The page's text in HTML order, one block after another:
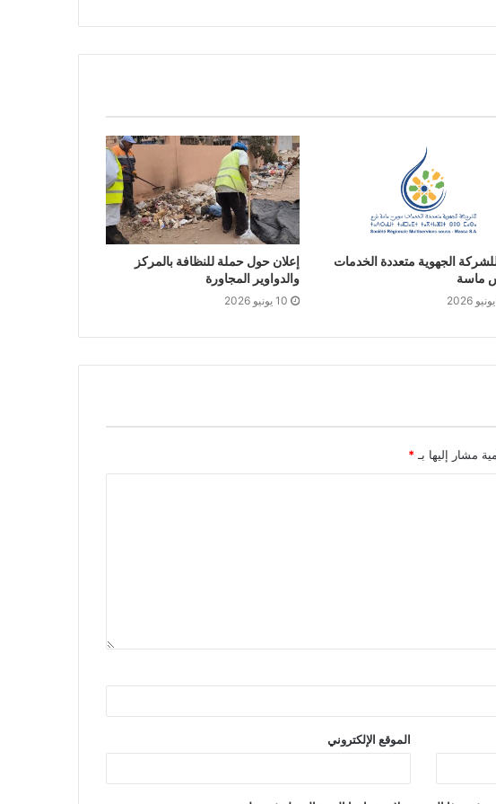
الجهوية متعددة الخدمات
ماسة
إعلان حول حملة للنظافة بالمركز
والدواوير المجاورة
10 يونيو 2026
مشار إليها بـ*
الموقع الإلكتروني